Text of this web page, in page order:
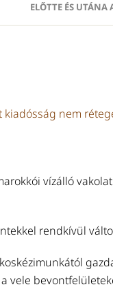
ELŐTTE ÉS UTÁNA
nem
vízálló
rendkívül
vele